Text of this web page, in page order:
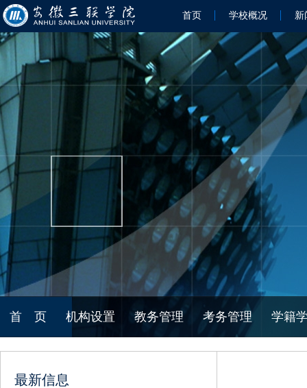
首页 学校概况 新
首 页 机构设置 教务管理 考务管理 学籍
最新信息